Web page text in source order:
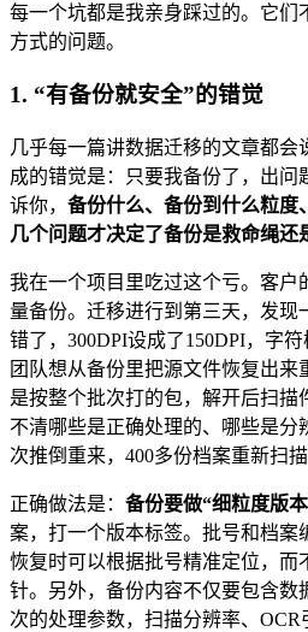
每一个坑都是我亲身踩过的。它们
方式的问题。
1. “有备份就安全”的错觉
几乎每一篇讲数据迁移的文章都会
成的错觉是：只要我备份了，出问
诉你， 备份什么、备份到什么粒度
几个问题才决定了备份是救命绳还
我在一个项目里吃过这个亏。客户
量备份。迁移进行到第三天，发现
错了，300DPI设成了150DPI，字符
团队想从备份里把源文件恢复出
是按整个批次打的包，解开后扫描
不清哪些是正确处理的、哪些是分
次推倒重来，400多份档案重新扫
正确做法是： 备份要做“细粒度版
案，打一个版本标签。批号和档案
恢复时可以根据批号精准定位，而
针。另外，备份内容不仅要包含数
次的处理参数，扫描分辨率、